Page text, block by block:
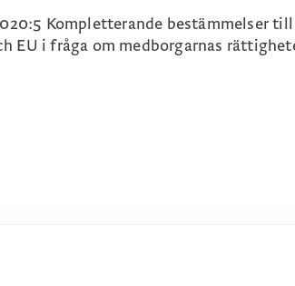
Kompletterande bestämmelser till
EU i fråga om medborgarnas